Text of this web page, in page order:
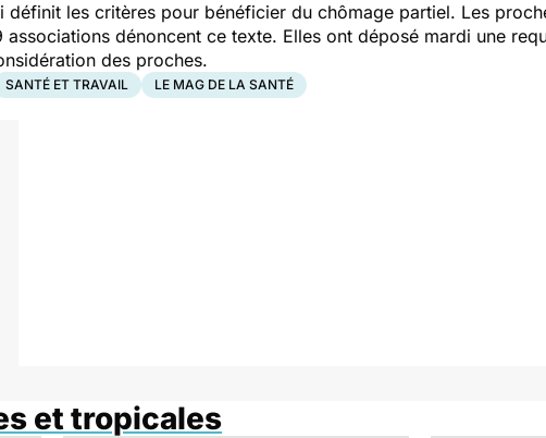
définit les critères pour bénéficier du chômage partiel. Les
dénoncent ce texte. Elles ont déposé mardi une
des proches.
SANTÉ ET TRAVAIL LE MAG DE LA SANTÉ
et tropicales